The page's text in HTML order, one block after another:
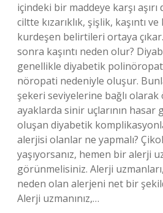
içindeki bir maddeye karşı aşırı
ciltte kızarıklık, şişlik, kaşıntı
kurdeşen belirtileri ortaya
sonra kaşıntı neden olur?
genellikle diyabetik
nöropati nedeniyle oluşur.
şekeri seviyelerine bağlı olarak
ayaklarda sinir uçlarının hasar
oluşan diyabetik
alerjisi olanlar ne yapmalı?
yaşıyorsanız, hemen bir alerji
görünmelisiniz. Alerji
neden olan alerjeni net bir
Alerji uzmanınız,…